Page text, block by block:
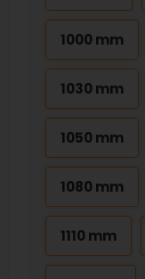
1000 mm
1030 mm
1050 mm
1080 mm
1110 mm